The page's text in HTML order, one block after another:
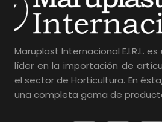
Maruplast Internacional E.I.R.L.
líder en la importación de
el sector de Horticultura. En
una completa gama de